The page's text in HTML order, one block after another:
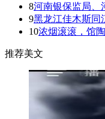
8河南银保监局、
9黑龙江佳木斯同
10浓烟滚滚，馆
推荐美文